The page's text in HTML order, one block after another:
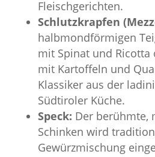
Fleischgerichten.
Schlutzkrapfen
halbmondförmigen
mit Spinat und Ricotta
mit Kartoffeln und
Klassiker aus der
Südtiroler Küche.
Speck: Der berühmte,
Schinken wird
Gewürzmischung